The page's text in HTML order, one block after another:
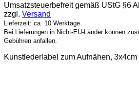
Umsatzsteuerbefreit gemäß UStG §6
zzgl. Versand
Lieferzeit: ca. 10 Werktage
Bei Lieferungen in Nicht-EU-Länder können
Gebühren anfallen.
Kunstlederlabel zum Aufnähen, 3x4cm